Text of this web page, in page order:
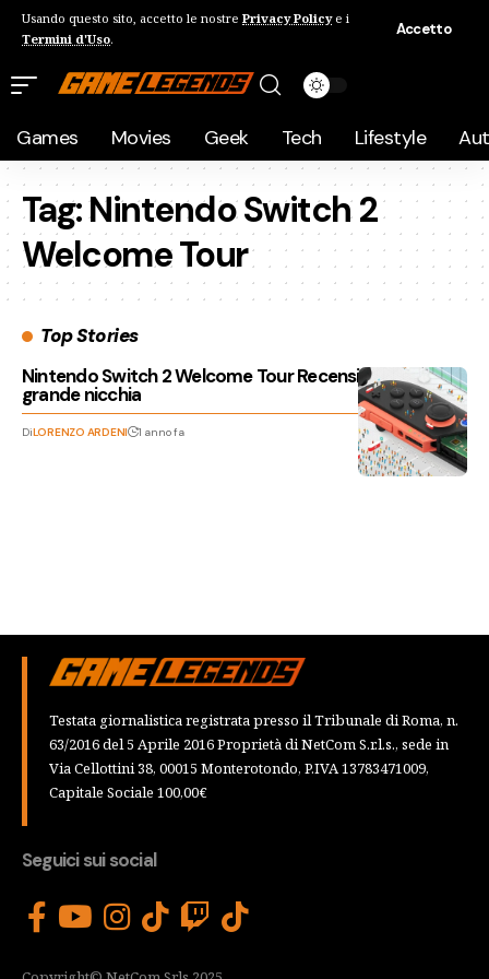
Usando questo sito, accetto le nostre Privacy Policye i
Termini d'Uso.
Accetto
Games Movies Geek Tech Lifestyle
Tag:Nintendo Switch 2
Welcome Tour
Top Stories
Nintendo Switch 2 Welcome Tour Recensione: per una
grande nicchia
DiLORENZO ARDENI 1 anno fa
Testata giornalistica registrata presso il Tribunale di Roma, n.
63/2016 del 5 Aprile 2016 Proprietà di NetCom S.r.l.s., sede in
Via Cellottini 38, 00015 Monterotondo, P.IVA 13783471009,
Capitale Sociale 100,00€
Seguici sui social